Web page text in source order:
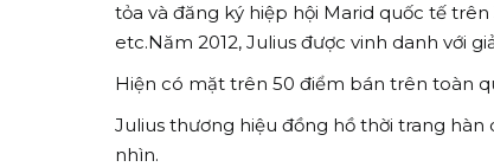
tỏa và đăng ký hiệp hội Marid quốc tế
etc.Năm 2012, Julius được vinh danh với
Hiện có mặt trên 50 điểm bán trên toàn
Julius thương hiệu đồng hồ thời trang
nhìn.